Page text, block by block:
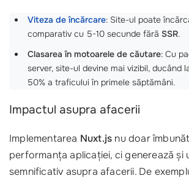
Viteza de încărcare: Site-ul poate
comparativ cu 5-10 secunde fără SSR.
Clasarea în motoarele de căutare: Cu
server, site-ul devine mai vizibil, ducând
50% a traficului în primele săptămâni.
Impactul asupra afacerii
Implementarea Nuxt.js nu doar
performanța aplicației, ci generează și
semnificativ asupra afacerii. De